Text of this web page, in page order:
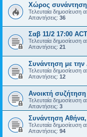
Χώρος
Τελευταία δημοσίευση
Απαντήσεις: 36
Σαβ 11/2 17:00
Τελευταία δημοσίευση
Απαντήσεις: 21
Συνάντηση με
Τελευταία δημοσίευση
Απαντήσεις: 12
Ανοικτή
Τελευταία δημοσίευση
Απαντήσεις: 3
Συνάντηση
Τελευταία δημοσίευση
Απαντήσεις: 94